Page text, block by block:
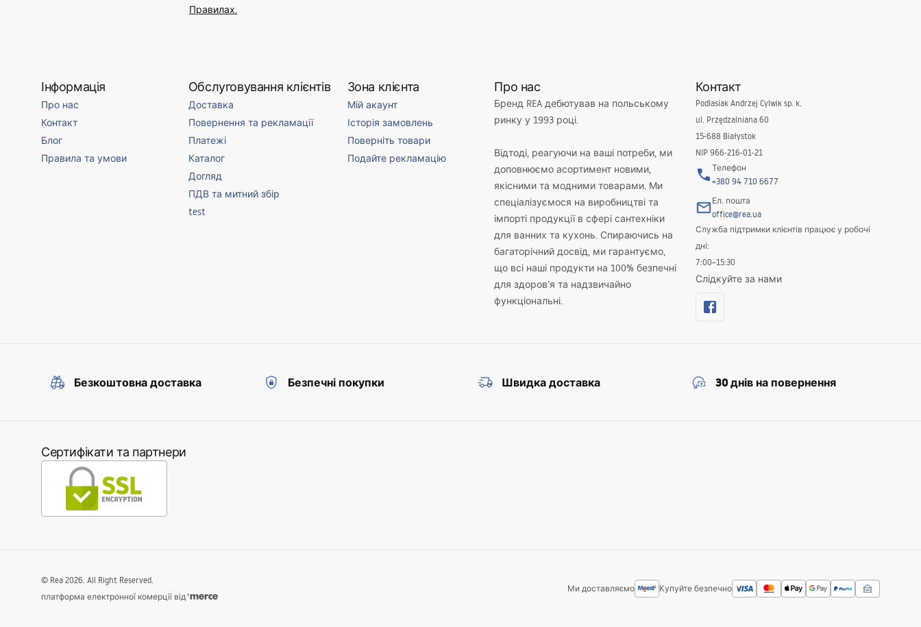
Правилах.
Інформація
Про нас
Контакт
Блог
Правила та умови
Обслуговування клієнтів
Доставка
Повернення та рекламації
Платежі
Каталог
Догляд
ПДВ та митний збір
test
Зона клієнта
Мій акаунт
Історія замовлень
Поверніть товари
Подайте рекламацію
Про нас
Бренд REA дебютував на польському
ринку у 1993 році.
Відтоді, реагуючи на ваші потреби, ми
доповнюємо асортимент новими,
якісними та модними товарами. Ми
спеціалізуємося на виробництві та
імпорті продукції в сфері сантехніки
для ванних та кухонь. Спираючись на
багаторічний досвід, ми гарантуємо,
що всі наші продукти на 100% безпечні
для здоров’я та надзвичайно
функціональні.
Контакт
Podlasiak Andrzej Cylwik sp. k.
ul. Przędzalniana 60
15-688 Białystok
NIP 966-216-01-21
Телефон
+380 94 710 6677
Ел. пошта
office@rea.ua
Служба підтримки клієнтів працює у робочі
дні:
7:00–15:30
Слідкуйте за нами
Безкоштовна доставка Безпечні покупки Швидка доставка 30 днів на повернення
Сертифікати та партнери
Ми доставляємо Купуйте безпечно
© Rea 2026. All Right Reserved.
платформа електронної комерції від